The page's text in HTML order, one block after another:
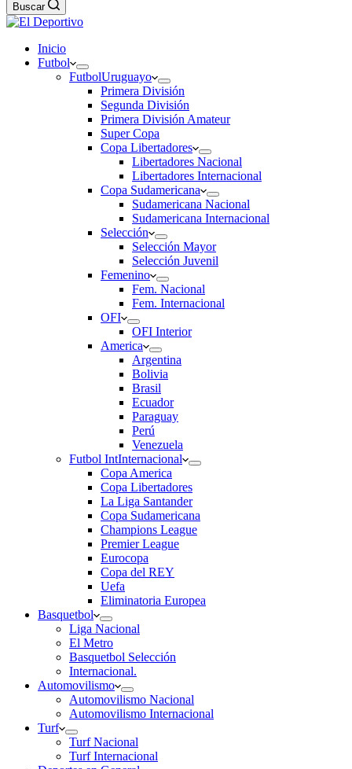
Buscar
Inicio
Futbol
FutbolUruguayo
Primera División
Segunda División
Primera División Amateur
Super Copa
Copa Libertadores
Libertadores Nacional
Libertadores Internacional
Copa Sudamericana
Sudamericana Nacional
Sudamericana Internacional
Selección
Selección Mayor
Selección Juvenil
Femenino
Fem. Nacional
Fem. Internacional
OFI
OFI Interior
America
Argentina
Bolivia
Brasil
Ecuador
Paraguay
Perú
Venezuela
Futbol IntInternacional
Copa America
Copa Libertadores
La Liga Santander
Copa Sudamericana
Champions League
Premier League
Eurocopa
Copa del REY
Uefa
Eliminatoria Europea
Basquetbol
Liga Nacional
El Metro
Basquetbol Selección
Internacional.
Automovilismo
Automovilismo Nacional
Automovilismo Internacional
Turf
Turf Nacional
Turf Internacional